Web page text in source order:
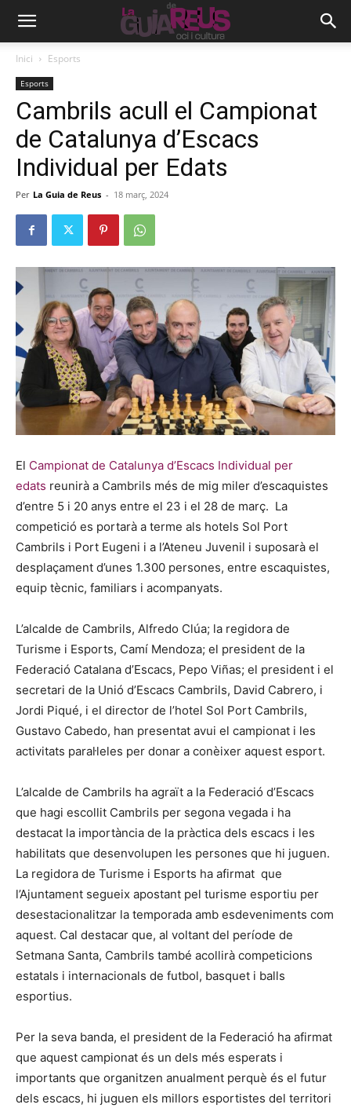
Inici Esports
Esports
Cambrils acull el Campionat
de Catalunya d’Escacs
Individual per Edats
Per La Guia de Reus - 18 març, 2024
El Campionat de Catalunya d’Escacs Individual per
edats reunirà a Cambrils més de mig miler d’escaquistes
d’entre 5 i 20 anys entre el 23 i el 28 de març. La
competició es portarà a terme als hotels Sol Port
Cambrils i Port Eugeni i a l’Ateneu Juvenil i suposarà el
desplaçament d’unes 1.300 persones, entre escaquistes,
equip tècnic, familiars i acompanyats.
L’alcalde de Cambrils, Alfredo Clúa; la regidora de
Turisme i Esports, Camí Mendoza; el president de la
Federació Catalana d’Escacs, Pepo Viñas; el president i el
secretari de la Unió d’Escacs Cambrils, David Cabrero, i
Jordi Piqué, i el director de l’hotel Sol Port Cambrils,
Gustavo Cabedo, han presentat avui el campionat i les
activitats paral·leles per donar a conèixer aquest esport.
L’alcalde de Cambrils ha agraït a la Federació d’Escacs
que hagi escollit Cambrils per segona vegada i ha
destacat la importància de la pràctica dels escacs i les
habilitats que desenvolupen les persones que hi juguen.
La regidora de Turisme i Esports ha afirmat que
l’Ajuntament segueix apostant pel turisme esportiu per
desestacionalitzar la temporada amb esdeveniments com
aquest. Cal destacar que, al voltant del període de
Setmana Santa, Cambrils també acollirà competicions
estatals i internacionals de futbol, basquet i balls
esportius.
Per la seva banda, el president de la Federació ha afirmat
que aquest campionat és un dels més esperats i
importants que organitzen anualment perquè és el futur
dels escacs, hi juguen els millors esportistes del territori